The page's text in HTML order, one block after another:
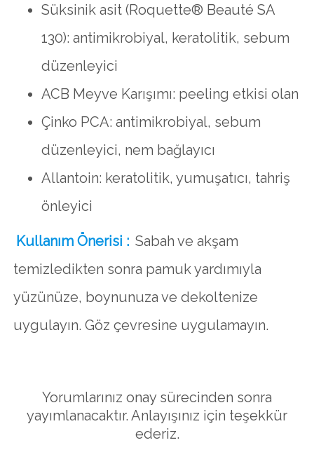
Süksinik asit (Roquette® Beauté SA
130): antimikrobiyal, keratolitik, sebum
düzenleyici
ACB Meyve Karışımı: peeling etkisi olan
Çinko PCA: antimikrobiyal, sebum
düzenleyici, nem bağlayıcı
Allantoin: keratolitik, yumuşatıcı, tahriş
önleyici
Kullanım Önerisi : Sabah ve akşam
temizledikten sonra pamuk yardımıyla
yüzünüze, boynunuza ve dekoltenize
uygulayın. Göz çevresine uygulamayın.
Yorumlarınız onay sürecinden sonra
yayımlanacaktır. Anlayışınız için teşekkür
ederiz.